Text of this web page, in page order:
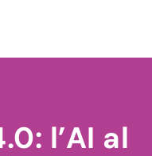
l’AI al